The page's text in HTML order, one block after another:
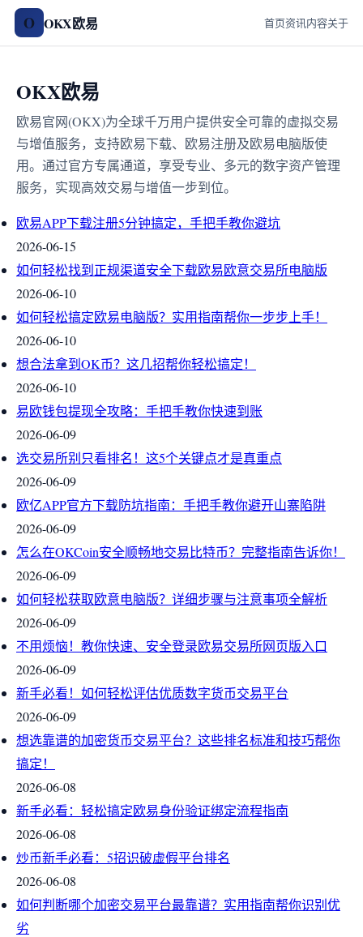
O OKX欧易 首页资讯内容关于
OKX欧易
欧易官网(OKX)为全球千万用户提供安全可靠的虚拟交易
与增值服务，支持欧易下载、欧易注册及欧易电脑版使
用。通过官方专属通道，享受专业、多元的数字资产管理
服务，实现高效交易与增值一步到位。
欧易APP下载注册5分钟搞定，手把手教你避坑
2026-06-15
如何轻松找到正规渠道安全下载欧易欧意交易所电脑版
2026-06-10
如何轻松搞定欧易电脑版？实用指南帮你一步步上手！
2026-06-10
想合法拿到OK币？这几招帮你轻松搞定！
2026-06-10
易欧钱包提现全攻略：手把手教你快速到账
2026-06-09
选交易所别只看排名！这5个关键点才是真重点
2026-06-09
欧亿APP官方下载防坑指南：手把手教你避开山寨陷阱
2026-06-09
怎么在OKCoin安全顺畅地交易比特币？完整指南告诉你！
2026-06-09
如何轻松获取欧意电脑版？详细步骤与注意事项全解析
2026-06-09
不用烦恼！教你快速、安全登录欧易交易所网页版入口
2026-06-09
新手必看！如何轻松评估优质数字货币交易平台
2026-06-09
想选靠谱的加密货币交易平台？这些排名标准和技巧帮你
搞定！
2026-06-08
新手必看：轻松搞定欧易身份验证绑定流程指南
2026-06-08
炒币新手必看：5招识破虚假平台排名
2026-06-08
如何判断哪个加密交易平台最靠谱？实用指南帮你识别优
劣